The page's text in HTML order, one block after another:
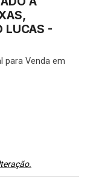
LUCAS -
para Venda em